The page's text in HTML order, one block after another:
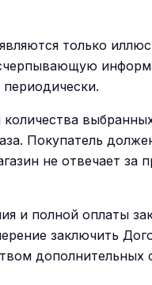
только
Покупатель
не отвечает за
и полной оплаты
заключить
дополнительных